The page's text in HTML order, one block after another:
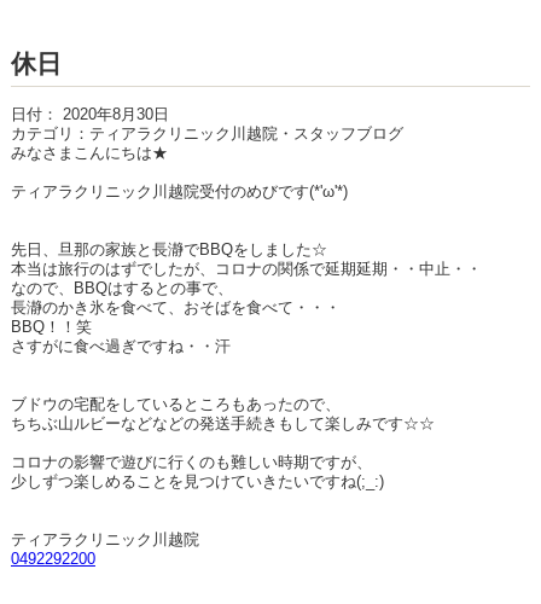
休日
日付： 2020年8月30日
カテゴリ： ティアラクリニック川越院・スタッフブログ
みなさまこんにちは★
ティアラクリニック川越院受付のめびです(*'ω'*)
先日、旦那の家族と長瀞でBBQをしました☆
本当は旅行のはずでしたが、コロナの関係で延期延期・・中止・・
なので、BBQはするとの事で、
長瀞のかき氷を食べて、おそばを食べて・・・
BBQ！！笑
さすがに食べ過ぎですね・・汗
ブドウの宅配をしているところもあったので、
ちちぶ山ルビーなどなどの発送手続きもして楽しみです☆☆
コロナの影響で遊びに行くのも難しい時期ですが、
少しずつ楽しめることを見つけていきたいですね(;_:)
ティアラクリニック川越院
0492292200